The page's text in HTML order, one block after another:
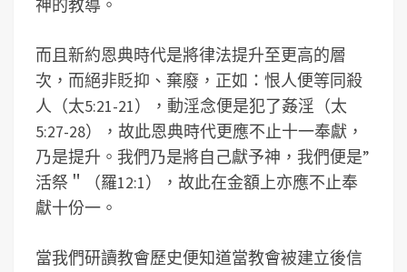
神的教導。
而且新約恩典時代是將律法提升至更高的層
次，而絕非貶抑、棄廢，正如：恨人便等同殺
人（太5:21-21），動淫念便是犯了姦淫（太
5:27-28），故此恩典時代更應不止十一奉獻，
乃是提升。我們乃是將自己獻予神，我們便是”
活祭＂（羅12:1），故此在金額上亦應不止奉
獻十份一。
當我們研讀教會歷史便知道當教會被建立後信